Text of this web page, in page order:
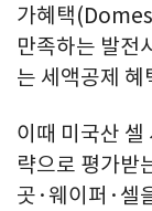
가혜택
만족하는 발전
는 세액공제
이때 미국산 셀
략으로 평가받
곳·웨이퍼·셀